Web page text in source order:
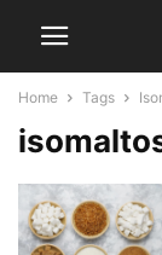
Home Tags